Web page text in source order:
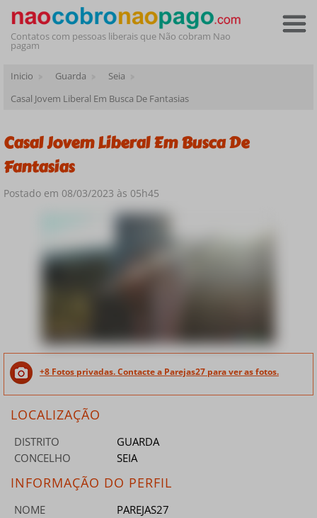
Contatos com pessoas liberais que Não cobram Nao
pagam
Inicio Guarda
Seia
Casal Jovem Liberal Em Busca De Fantasias
Casal Jovem Liberal Em Busca De
Fantasias
Postado em 08/03/2023 às 05h45
+8 Fotos privadas. Contacte a Parejas27 para ver as fotos.
LOCALIZAÇÃO
DISTRITO
GUARDA
CONCELHO
SEIA
INFORMAÇÃO DO PERFIL
NOME
PAREJAS27